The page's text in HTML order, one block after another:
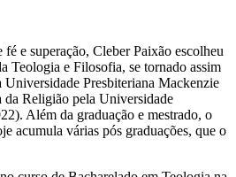
e superação, Cleber Paixão escolheu
Teologia e Filosofia, se tornado assim
Presbiteriana Mackenzie
Religião pela Universidade
Além da graduação e mestrado, o
acumula várias pós graduações, que o